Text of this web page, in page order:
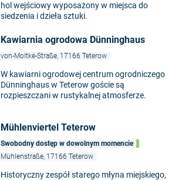
hol wejściowy wyposażony w miejsca do
siedzenia i dzieła sztuki.
Kawiarnia ogrodowa Dünninghaus
von-Moltke-Straße, 17166 Teterow
W kawiarni ogrodowej centrum ogrodniczego
Dünninghaus w Teterow goście są
rozpieszczani w rustykalnej atmosferze.
Mühlenviertel Teterow
Swobodny dostęp w dowolnym momencie
Mühlenstraße, 17166 Teterow
Historyczny zespół starego młyna miejskiego,